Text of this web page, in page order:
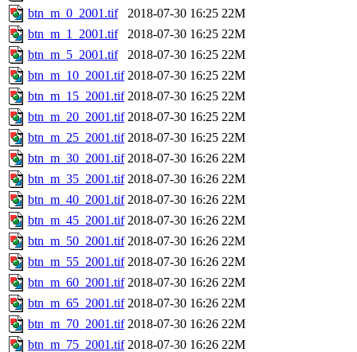
btn_m_0_2001.tif
2018-07-30 16:25 22M
btn_m_1_2001.tif
2018-07-30 16:25 22M
btn_m_5_2001.tif
2018-07-30 16:25 22M
btn_m_10_2001.tif 2018-07-30 16:25 22M
btn_m_15_2001.tif 2018-07-30 16:25 22M
btn_m_20_2001.tif 2018-07-30 16:25 22M
btn_m_25_2001.tif 2018-07-30 16:25 22M
btn_m_30_2001.tif 2018-07-30 16:26 22M
btn_m_35_2001.tif 2018-07-30 16:26 22M
btn_m_40_2001.tif 2018-07-30 16:26 22M
btn_m_45_2001.tif 2018-07-30 16:26 22M
btn_m_50_2001.tif 2018-07-30 16:26 22M
btn_m_55_2001.tif 2018-07-30 16:26 22M
btn_m_60_2001.tif 2018-07-30 16:26 22M
btn_m_65_2001.tif 2018-07-30 16:26 22M
btn_m_70_2001.tif 2018-07-30 16:26 22M
btn_m_75_2001.tif 2018-07-30 16:26 22M